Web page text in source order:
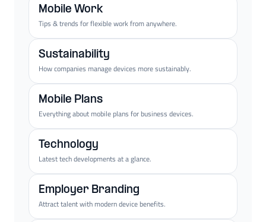
Mobile Work
Tips & trends for flexible work from anywhere.
Sustainability
How companies manage devices more sustainably.
Mobile Plans
Everything about mobile plans for business devices.
Technology
Latest tech developments at a glance.
Employer Branding
Attract talent with modern device benefits.